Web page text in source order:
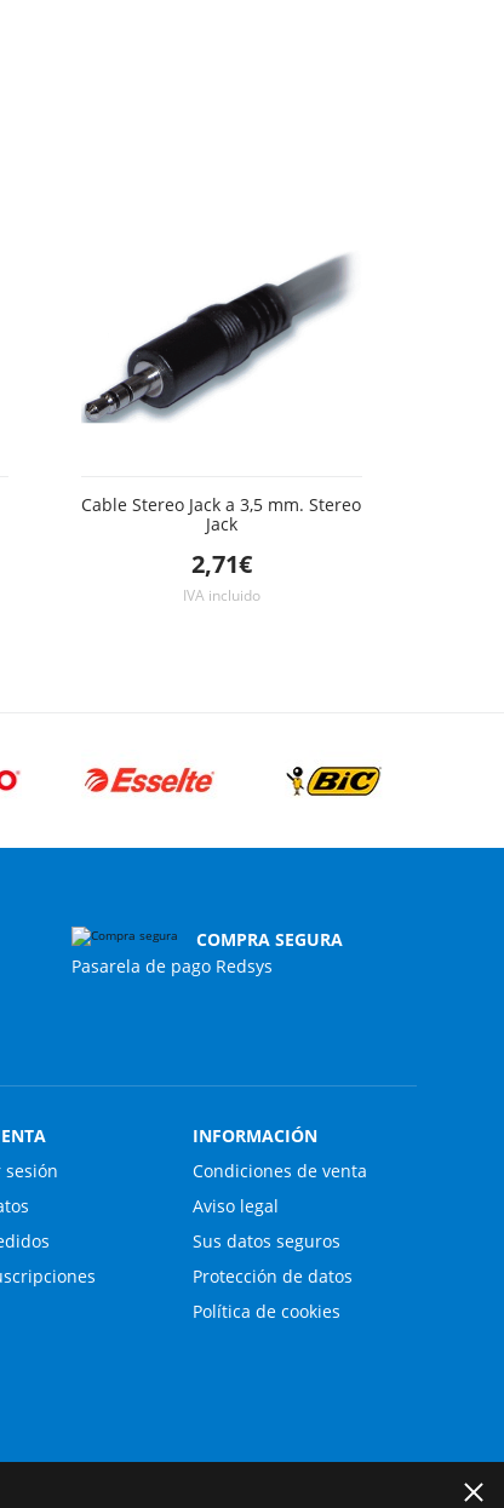
Cable Stereo Jack a 3,5 mm. Stereo
Jack
2,71€
IVA incluido
COMPRA SEGURA
Pasarela de pago Redsys
sesión
INFORMACIÓN
Condiciones de venta
Aviso legal
Sus datos seguros
Protección de datos
Política de cookies